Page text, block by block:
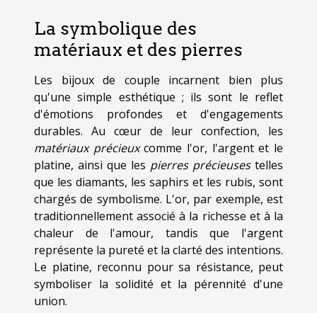
La symbolique des
matériaux et des pierres
Les bijoux de couple incarnent bien plus
qu'une simple esthétique ; ils sont le reflet
d'émotions profondes et d'engagements
durables. Au cœur de leur confection, les
matériaux précieuxcomme l'or, l'argent et le
platine, ainsi que les pierres précieusestelles
que les diamants, les saphirs et les rubis, sont
chargés de symbolisme. L'or, par exemple, est
traditionnellement associé à la richesse et à la
chaleur de l'amour, tandis que l'argent
représente la pureté et la clarté des intentions.
Le platine, reconnu pour sa résistance, peut
symboliser la solidité et la pérennité d'une
union.